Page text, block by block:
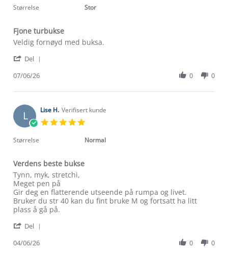
rating
Størrelse Stor
Fjone turbukse
Review
Eva
on
Jun
review
Fjone
Veldig fornøyd med buksa.
Del
Eva
on
7
Jun
07/06/26 0 0
L Lise H. Verifisert kunde
rating
Størrelse Normal
Verdens beste bukse
Review
by
Lise
H.
on
Jun
review
stating
Verdens
beste
bukse
Tynn, myk, stretchi,
Meget pen på
Gir deg en flatterende utseende på rumpa og livet.
Bruker du str 40 kan du fint bruke M og fortsatt ha litt
plass å gå på.
Del
04/06/26 0 0